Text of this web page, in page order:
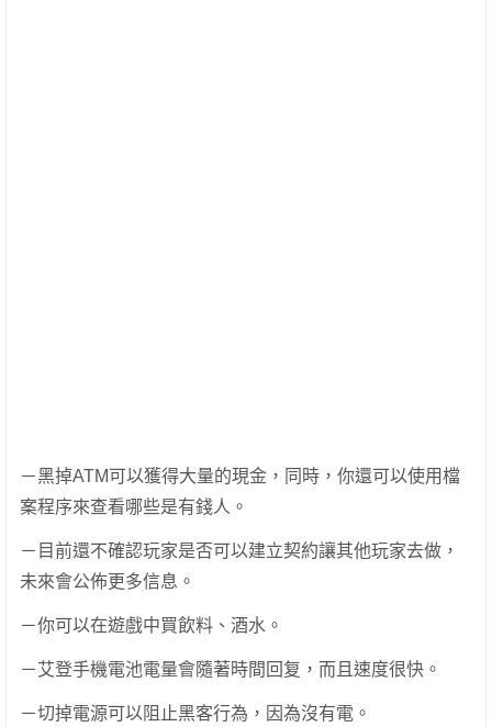
－黑掉ATM可以獲得大量的現金，同時，你還可以使用檔
案程序來查看哪些是有錢人。
－目前還不確認玩家是否可以建立契約讓其他玩家去做，
未來會公佈更多信息。
－你可以在遊戲中買飲料、酒水。
－艾登手機電池電量會隨著時間回复，而且速度很快。
－切掉電源可以阻止黑客行為，因為沒有電。